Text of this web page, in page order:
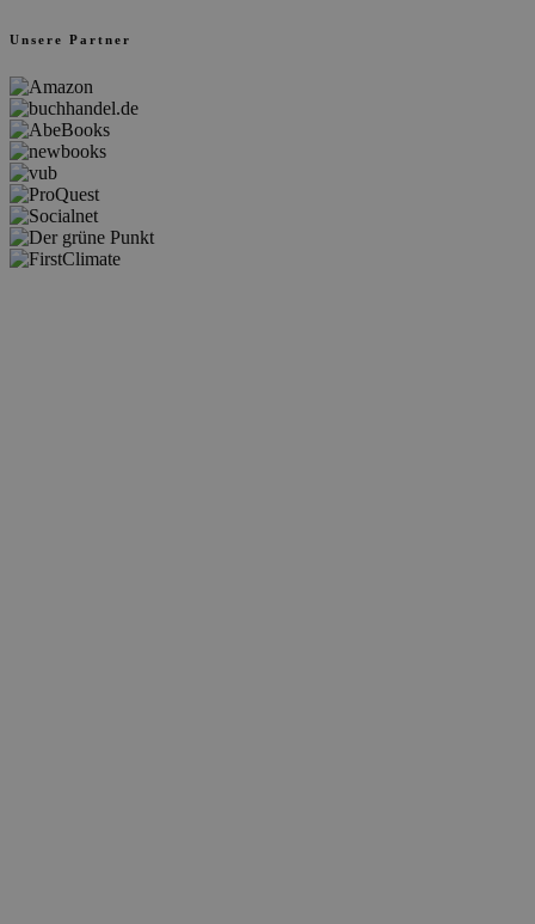
Unsere Partner